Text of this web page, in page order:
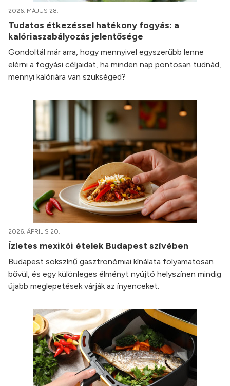
2026. MÁJUS 28.
Tudatos étkezéssel hatékony fogyás: a
kalóriaszabályozás jelentősége
Gondoltál már arra, hogy mennyivel egyszerűbb lenne
elérni a fogyási céljaidat, ha minden nap pontosan tudnád,
mennyi kalóriára van szükséged?
2026. ÁPRILIS 20.
Ízletes mexikói ételek Budapest szívében
Budapest sokszínű gasztronómiai kínálata folyamatosan
bővül, és egy különleges élményt nyújtó helyszínen mindig
újabb meglepetések várják az ínyenceket.